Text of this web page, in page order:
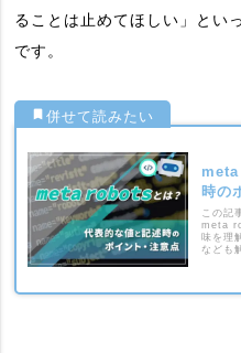
ることは止めてほしい」とい
です。
時の
この記
meta
味を理
なども